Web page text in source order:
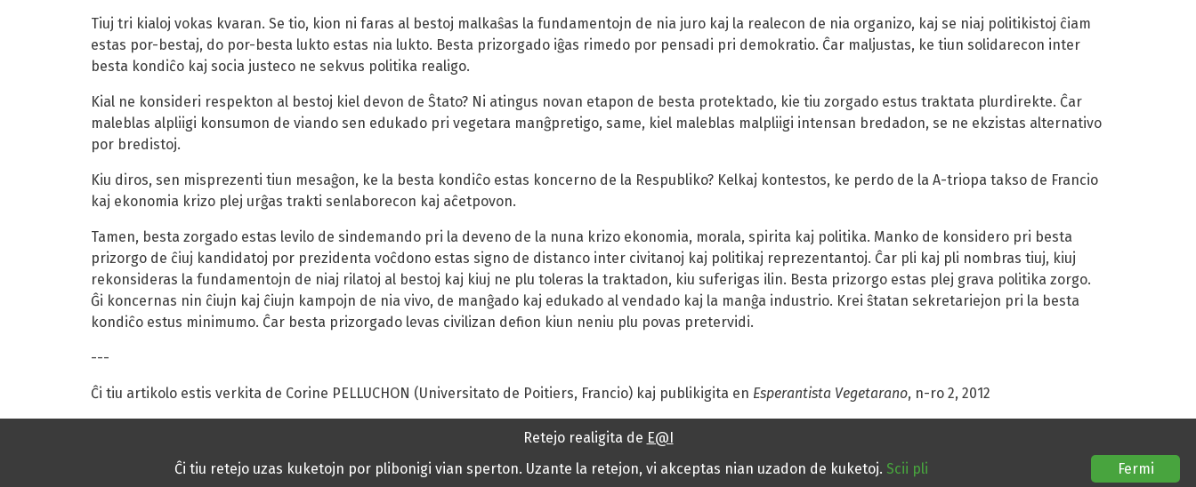
Tiuj tri kialoj vokas kvaran. Se tio, kion ni faras al bestoj malkaŝas la fundamentojn de nia juro kaj la realecon de nia organizo, kaj se niaj politikistoj ĉiam
estas por-bestaj, do por-besta lukto estas nia lukto. Besta prizorgado iĝas rimedo por pensadi pri demokratio. Ĉar maljustas, ke tiun solidarecon inter
besta kondiĉo kaj socia justeco ne sekvus politika realigo.
Kial ne konsideri respekton al bestoj kiel devon de Ŝtato? Ni atingus novan etapon de besta protektado, kie tiu zorgado estus traktata plurdirekte. Ĉar
maleblas alpliigi konsumon de viando sen edukado pri vegetara manĝpretigo, same, kiel maleblas malpliigi intensan bredadon, se ne ekzistas alternativo
por bredistoj.
Kiu diros, sen misprezenti tiun mesaĝon, ke la besta kondiĉo estas koncerno de la Respubliko? Kelkaj kontestos, ke perdo de la A-triopa takso de Francio
kaj ekonomia krizo plej urĝas trakti senlaborecon kaj aĉetpovon.
Tamen, besta zorgado estas levilo de sindemando pri la deveno de la nuna krizo ekonomia, morala, spirita kaj politika. Manko de konsidero pri besta
prizorgo de ĉiuj kandidatoj por prezidenta voĉdono estas signo de distanco inter civitanoj kaj politikaj reprezentantoj. Ĉar pli kaj pli nombras tiuj, kiuj
rekonsideras la fundamentojn de niaj rilatoj al bestoj kaj kiuj ne plu toleras la traktadon, kiu suferigas ilin. Besta prizorgo estas plej grava politika zorgo.
Ĝi koncernas nin ĉiujn kaj ĉiujn kampojn de nia vivo, de manĝado kaj edukado al vendado kaj la manĝa industrio. Krei ŝtatan sekretariejon pri la besta
kondiĉo estus minimumo. Ĉar besta prizorgado levas civilizan defion kiun neniu plu povas pretervidi.
---
Ĉi tiu artikolo estis verkita de Corine PELLUCHON (Universitato de Poitiers, Francio) kaj publikigita en Esperantista Vegetarano, n-ro 2, 2012
Retejo realigita de E@I
Pri la retejo Mapo de la retejo Kontaktu nin Fermi
Ĉi tiu retejo uzas kuketojn por plibonigi vian sperton. Uzante la retejon, vi akceptas nian uzadon de kuketoj. Scii pli